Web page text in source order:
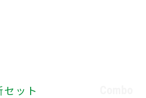
ット